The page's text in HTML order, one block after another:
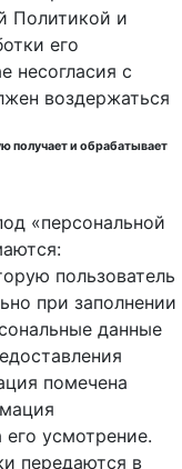
Политикой и
его
несогласия с
воздержаться
получает и обрабатывает
«персональной
пользователь
при заполнении
данные
помечена
его усмотрение.
передаются в